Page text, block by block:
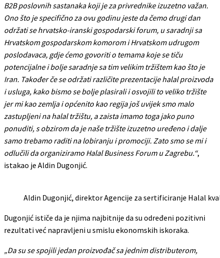
B2B poslovnih sastanaka koji je za privrednike izuzetno važan.
Ono što je specifično za ovu godinu jeste da čemo drugi dan
održati se hrvatsko-iranski gospodarski forum, u saradnji sa
Hrvatskom gospodarskom komorom i Hrvatskom udrugom
poslodavaca, gdje ćemo govoriti o temama koje se tiču
potencijalne i bolje saradnje sa tim velikim tržištem kao što je
Iran. Također če se održati različite prezentacije halal proizvoda
i usluga, kako bismo se bolje plasirali i osvojili to veliko tržište
jer mi kao zemlja i općenito kao regija još uvijek smo malo
zastupljeni na halal tržištu, a zaista imamo toga jako puno
ponuditi, s obzirom da je naše tržište izuzetno uređeno i dalje
samo trebamo raditi na lobiranju i promociji. Zato smo se mi i
odlučili da organiziramo Halal Business Forum u Zagrebu.“,
istakao je Aldin Dugonjić.
Aldin Dugonjić, direktor Agencije za sertificiranje Halal
Dugonjić ističe da je njima najbitnije da su određeni pozitivni
rezultati već napravljeni u smislu ekonomskih iskoraka.
„Da su se spojili jedan proizvođač sa jednim distributerom,